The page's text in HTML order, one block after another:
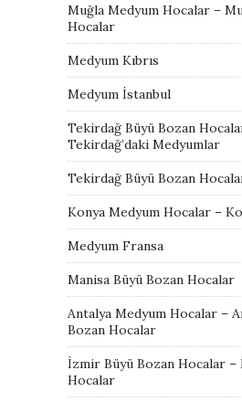
Muğla Medyum Hocalar –
Hocalar
Medyum Kıbrıs
Medyum İstanbul
Tekirdağ Büyü Bozan
Tekirdağ’daki Medyumlar
Tekirdağ Büyü Bozan
Konya Medyum Hocalar –
Medyum Fransa
Manisa Büyü Bozan Hocalar
Antalya Medyum Hocalar –
Bozan Hocalar
İzmir Büyü Bozan Hocalar –
Hocalar